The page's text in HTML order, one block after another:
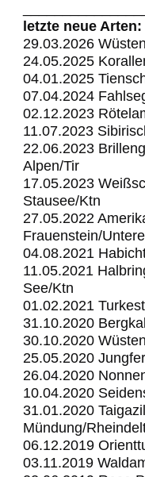
letzte neue Arten:
29.03.2026
24.05.2025
04.01.2025
07.04.2024
02.12.2023
11.07.2023
22.06.2023
Alpen/Tir
17.05.2023
Stausee/Ktn
27.05.2022
Frauenstein/
04.08.2021
11.05.2021
See/Ktn
01.02.2021
31.10.2020
30.10.2020
25.05.2020
26.04.2020
10.04.2020
31.01.2020
Mündung/
06.12.2019
03.11.2019